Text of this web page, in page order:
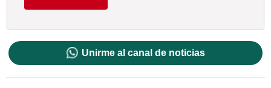
Unirme al canal de noticias